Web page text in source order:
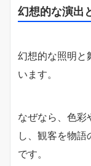
幻想的な演出
幻想的な照明と
います。
なぜなら、色彩
し、観客を物
です。